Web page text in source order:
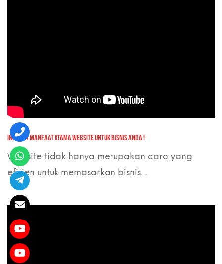
INI DIA, 7 MANFAAT UTAMA WEBSITE UNTUK BISNIS ANDA !
Website tidak hanya merupakan cara yang
efisien untuk memasarkan bisnis…